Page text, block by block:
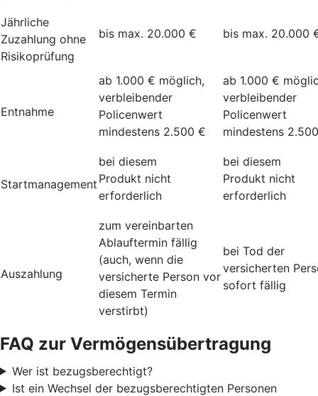
Jährliche
Zuzahlung ohne
Risikoprüfung
bis max. 20.000 € bis max. 20.000
Entnahme
ab 1.000 € möglich,
verbleibender
Policenwert
mindestens 2.500 €
ab 1.000 €
verbleibender
Policenwert
mindestens
Startmanagement
bei diesem
Produkt nicht
erforderlich
bei diesem
Produkt nicht
erforderlich
Auszahlung
zum vereinbarten
Ablauftermin fällig
(auch, wenn die
versicherte Person vor
diesem Termin
verstirbt)
bei Tod der
versicherten
sofort fällig
FAQ zur Vermögensübertragung
Wer ist bezugsberechtigt?
Ist ein Wechsel der bezugsberechtigten Personen